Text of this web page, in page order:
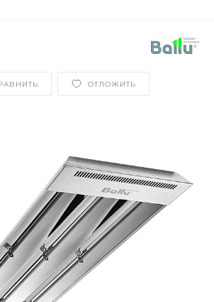
ОТЛОЖИТЬ